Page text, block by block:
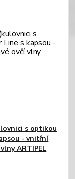
s optikou
- vnitřní
ARTIPEL